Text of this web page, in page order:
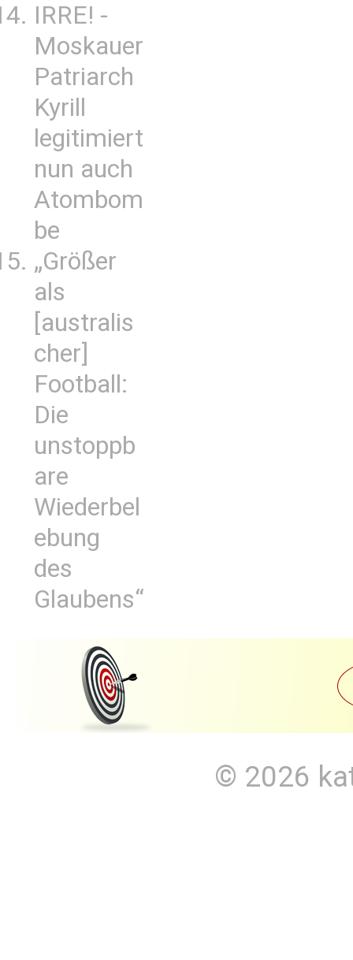
IRRE! -
Moskauer
Patriarch
Kyrill
legitimiert
nun auch
Atombom
be
„Größer
als
[australis
cher]
Football:
Die
unstoppb
are
Wiederbel
ebung
des
Glaubens“
© 2026